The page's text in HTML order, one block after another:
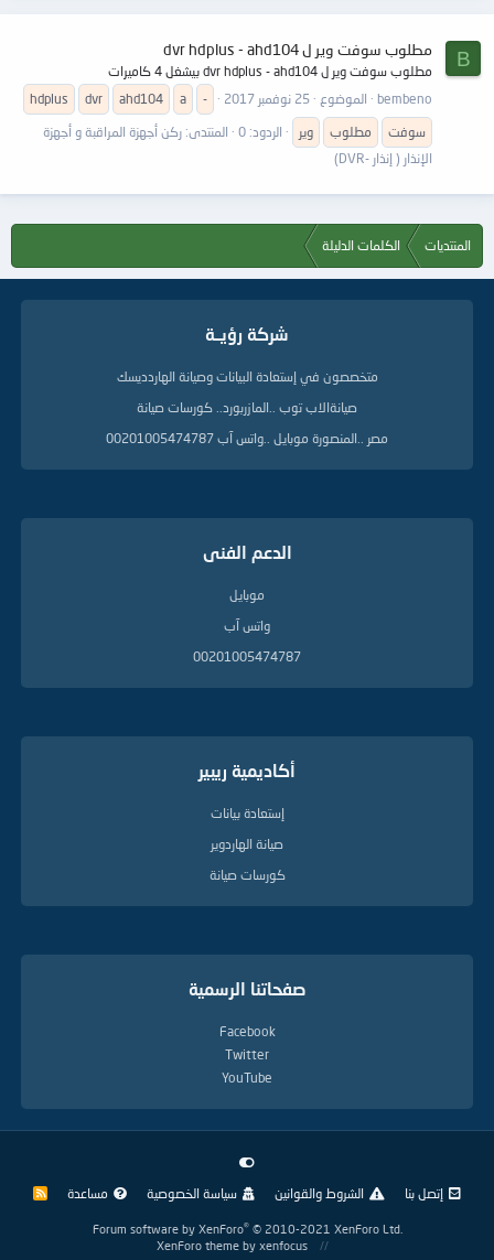
B مطلوب سوفت وير ل dvr hdplus - ahd104
مطلوب سوفت وير ل dvr hdplus - ahd104 بيشغل 4 كاميرات
bembeno
الموضوع 25 نوفمبر 2017 -
a
ahd104
dvr
hdplus
سوفت
مطلوب وير الردود: 0 المنتدى: ركن أجهزة المراقبة و أجهزة
الإنذار ( إنذار -DVR)
المنتديات الكلمات الدليلة
شركة رؤيــة
متخصصون في إستعادة البيانات وصيانة الهاردديسك
صيانةالاب توب ..المازربورد.. كورسات صيانة
مصر ..المنصورة موبايل ..واتس آب 00201005474787
الدعم الفنى
موبايل
واتس آب
00201005474787
أكاديمية ريبير
إستعادة بيانات
صيانة الهاردوير
كورسات صيانة
صفحاتنا الرسمية
Facebook
Twitter
YouTube
إتصل بنا الشروط والقوانين سياسة الخصوصية مساعدة
R
Forum software by XenForo® © 2010-2021 XenForo Ltd.
XenForo theme by xenfocus